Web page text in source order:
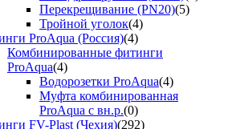
Перекрещивание (PN20)(5)
Тройной уголок(4)
ProAqua (Россия)(4)
Комбинированные фитинги
ProAqua(4)
Водорозетки ProAqua(4)
Муфта комбинированная
ProAqua с вн.р.(0)
FV-Plast (Чехия)(292)